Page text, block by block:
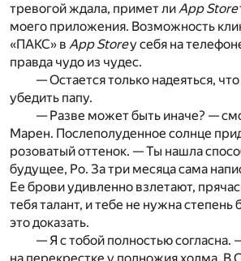
тревогой ждала, примет лиApp Store
моего приложения. Возможность
«ПАКС» в App Storeу себя на
правда чудо из чудес.
— Остается только надеяться,
убедить папу.
— Разве может быть иначе? —
Марен. Послеполуденное солнце
розоватый оттенок. — Ты нашла
будущее, Ро. За три месяца сама
Ее брови удивленно взлетают,
тебя талант, и тебе не нужна степень
это доказать.
— Я с тобой полностью согласна.